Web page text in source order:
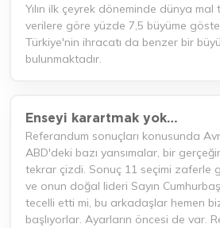
Yılın ilk çeyrek döneminde dünya
verilere göre yüzde 7,5 büyüme
Türkiye'nin ihracatı da benzer bir
bulunmaktadır.
Enseyi karartmak yok…
Referandum sonuçları konusunda
ABD'deki bazı yansımalar, bir
tekrar çizdi. Sonuç 11 seçimi zaferle
ve onun doğal lideri Sayın
tecelli etti mi, bu arkadaşlar hemen
başlıyorlar. Ayarların öncesi de var.